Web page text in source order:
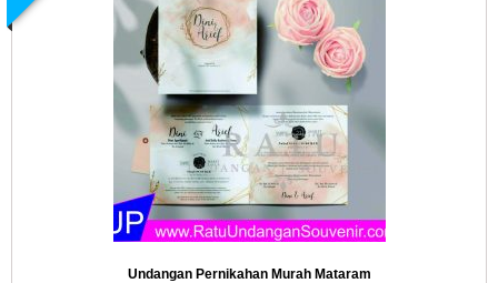
Undangan Pernikahan Murah Mataram